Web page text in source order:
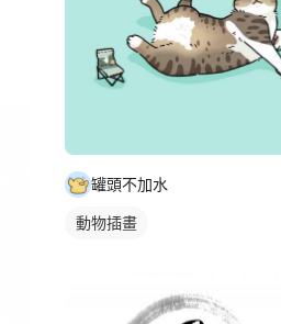
罐頭不加水
動物插畫